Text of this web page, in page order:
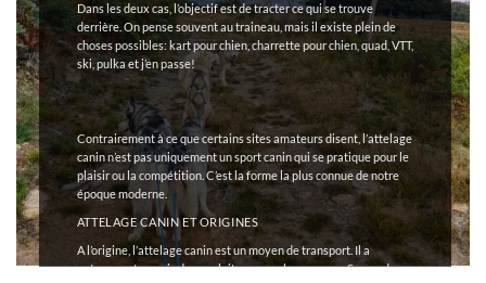
Dans les deux cas, l’objectif est de tracter ce qui se trouve
derrière. On pense souvent au traineau, mais il existe plein de
choses possibles: kart pour chien, charrette pour chien, quad, VTT,
ski, pulka et j’en passe!
Contrairement à ce que certains sites amateurs disent, l’attelage
canin n’est pas uniquement un sport canin qui se pratique pour le
plaisir ou la compétition. C’est la forme la plus connue de notre
époque moderne.
ATTELAGE CANIN ET ORIGINES
A l’origine, l’attelage canin est un moyen de transport. Il a
notamment permis des exploits comme lacourse au Serum de